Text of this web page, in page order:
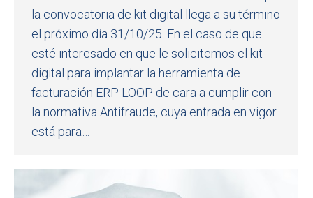
la convocatoria de kit digital llega a su término
el próximo día 31/10/25. En el caso de que
esté interesado en que le solicitemos el kit
digital para implantar la herramienta de
facturación ERP LOOP de cara a cumplir con
la normativa Antifraude, cuya entrada en vigor
está para…